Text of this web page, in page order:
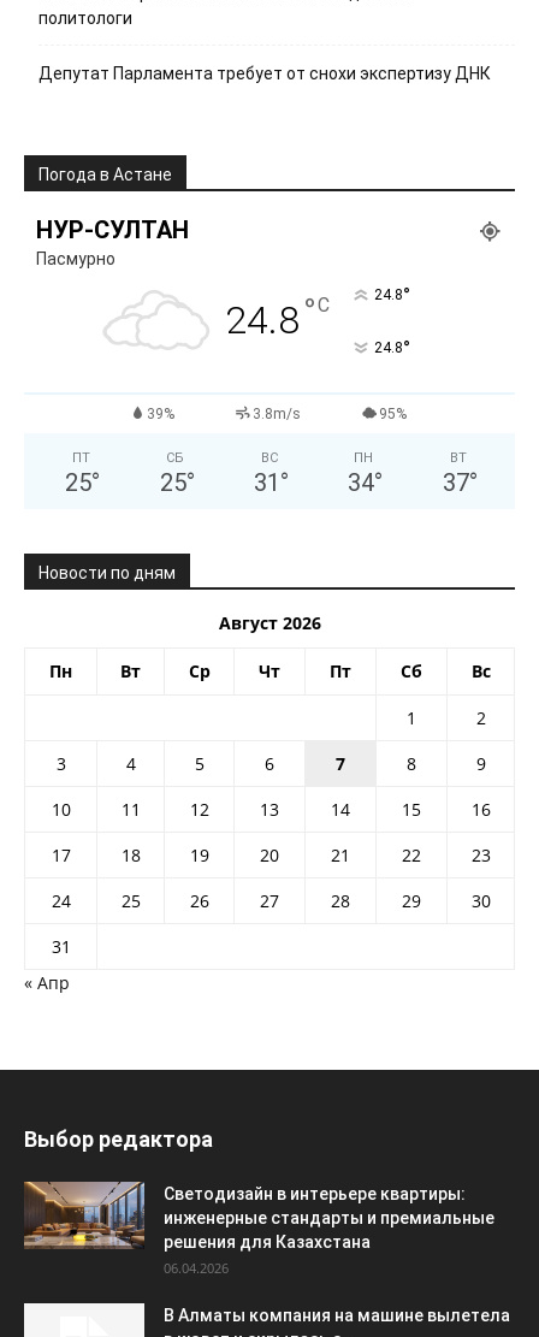
политологи
Депутат Парламента требует от снохи экспертизу ДНК
Погода в Астане
НУР-СУЛТАН
Пасмурно
24.8°C 24.8°
24.8°
39% 3.8m/s 95%
ПТ
25°
СБ
25°
ВС
31 °
ПН
34°
ВТ
37°
Новости по дням
Август 2026
Пн Вт Ср Чт Пт Сб Вс
1
2
3
4 5 6 7 8
9
10
11 12 13 14 15
16
17
18 19 20 21 22
23
24
25 26 27 28 29
30
31
« Апр
Выбор редактора
Светодизайн в интерьере квартиры:
инженерные стандарты и премиальные
решения для Казахстана
06.04.2026
В Алматы компания на машине вылетела